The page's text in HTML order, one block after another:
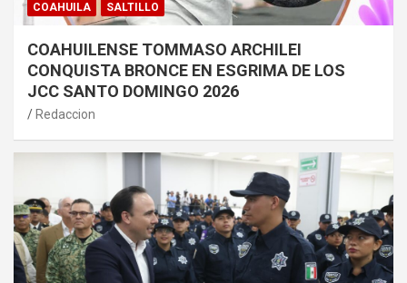
COAHUILA SALTILLO
COAHUILENSE TOMMASO ARCHILEI
CONQUISTA BRONCE EN ESGRIMA DE LOS
JCC SANTO DOMINGO 2026
Redaccion